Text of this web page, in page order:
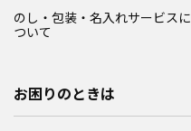
のし・包装・名入れサービスに
ついて
お困りのときは